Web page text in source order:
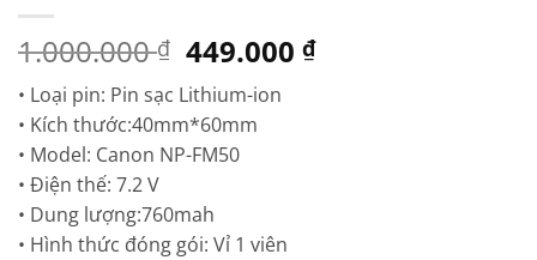
1.000.000₫ Giá
gốc
là:
1.000.000 ₫.
449.000₫Giá
• Loại pin: Pin sạc Lithium-ion
• Kích thước:40mm*60mm
• Model: Canon NP-FM50
• Điện thế: 7.2 V
• Dung lượng:760mah
• Hình thức đóng gói: Vỉ 1 viên